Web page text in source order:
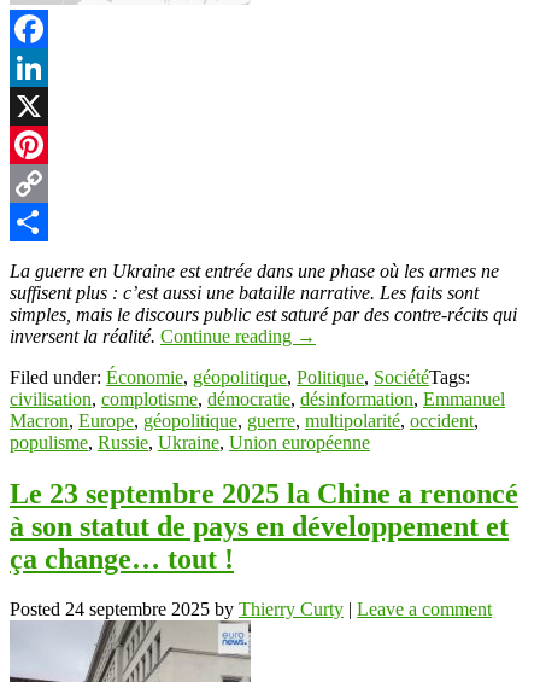
Facebook
LinkedIn
X
Pinterest
Copy
Link
Partager
La guerre en Ukraine est entrée dans une phase où les armes ne
suffisent plus : c’est aussi une bataille narrative. Les faits sont
simples, mais le discours public est saturé par des contre-récits qui
inversent la réalité. Continue reading →
Filed under: Économie, géopolitique, Politique, SociétéTags:
civilisation, complotisme, démocratie, désinformation, Emmanuel
Macron, Europe, géopolitique, guerre, multipolarité, occident,
populisme, Russie, Ukraine, Union européenne
Le 23 septembre 2025 la Chine a renoncé
à son statut de pays en développement et
ça change… tout !
Posted 24 septembre 2025 by Thierry Curty | Leave a comment